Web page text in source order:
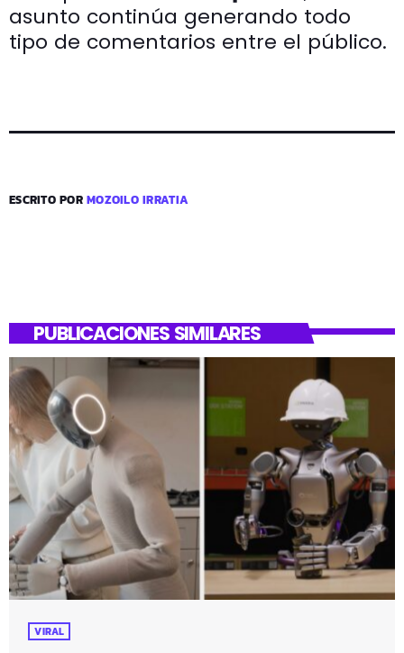
asunto continúa generando todo
tipo de comentarios entre el público.
ESCRITO PORMOZOILO IRRATIA
PUBLICACIONES SIMILARES
VIRAL